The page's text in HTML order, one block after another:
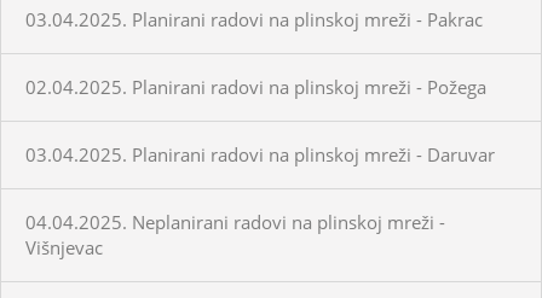
03.04.2025. Planirani radovi na plinskoj mreži - Pakrac
02.04.2025. Planirani radovi na plinskoj mreži - Požega
03.04.2025. Planirani radovi na plinskoj mreži - Daruvar
04.04.2025. Neplanirani radovi na plinskoj mreži -
Višnjevac